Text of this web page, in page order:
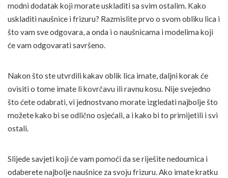
modni dodatak koji morate uskladiti sa svim ostalim. Kako
uskladiti naušnice i frizuru? Razmislite prvo o svom obliku lica i
što vam sve odgovara, a onda i o naušnicama i modelima koji
će vam odgovarati savršeno.
Nakon što ste utvrdili kakav oblik lica imate, daljni korak će
ovisiti o tome imate li kovrčavu ili ravnu kosu. Nije svejedno
što ćete odabrati, vi jednostvano morate izgledati najbolje što
možete kako bi se odlično osjećali, a i kako bi to primijetili i svi
ostali.
Slijede savjeti koji će vam pomoći da se riješite nedoumica i
odaberete najbolje naušnice za svoju frizuru. Ako imate kratku